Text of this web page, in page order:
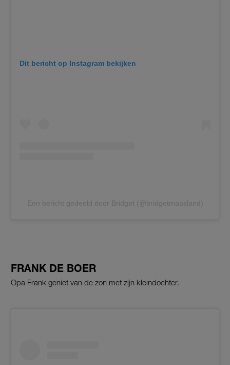
Dit bericht op Instagram bekijken
Een bericht gedeeld door Bridget (@bridgetmaasland)
FRANK DE BOER
Opa Frank geniet van de zon met zijn kleindochter.